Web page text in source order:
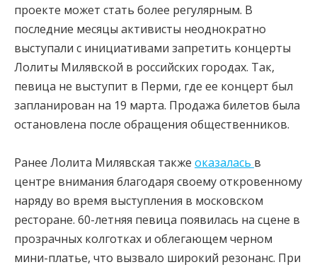
проекте может стать более регулярным. В
последние месяцы активисты неоднократно
выступали с инициативами запретить концерты
Лолиты Милявской в российских городах. Так,
певица не выступит в Перми, где ее концерт был
запланирован на 19 марта. Продажа билетов была
остановлена после обращения общественников.
Ранее Лолита Милявская также оказалась в
центре внимания благодаря своему откровенному
наряду во время выступления в московском
ресторане. 60-летняя певица появилась на сцене в
прозрачных колготках и облегающем черном
мини-платье, что вызвало широкий резонанс. При